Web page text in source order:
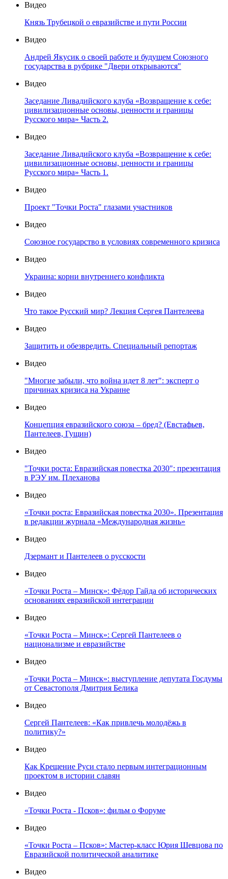
Видео
Князь Трубецкой о евразийстве и пути России
Видео
Андрей Якусик о своей работе и будущем Союзного
государства в рубрике "Двери открываются"
Видео
Заседание Ливадийского клуба «Возвращение к себе:
цивилизационные основы, ценности и границы
Русского мира» Часть 2.
Видео
Заседание Ливадийского клуба «Возвращение к себе:
цивилизационные основы, ценности и границы
Русского мира» Часть 1.
Видео
Проект "Точки Роста" глазами участников
Видео
Союзное государство в условиях современного кризиса
Видео
Украина: корни внутреннего конфликта
Видео
Что такое Русский мир? Лекция Сергея Пантелеева
Видео
Защитить и обезвредить. Специальный репортаж
Видео
"Многие забыли, что война идет 8 лет": эксперт о
причинах кризиса на Украине
Видео
Концепция евразийского союза – бред? (Евстафьев,
Пантелеев, Гущин)
Видео
"Точки роста: Евразийская повестка 2030": презентация
в РЭУ им. Плеханова
Видео
«Точки роста: Евразийская повестка 2030». Презентация
в редакции журнала «Международная жизнь»
Видео
Дзермант и Пантелеев о русскости
Видео
«Точки Роста – Минск»: Фёдор Гайда об исторических
основаниях евразийской интеграции
Видео
«Точки Роста – Минск»: Сергей Пантелеев о
национализме и евразийстве
Видео
«Точки Роста – Минск»: выступление депутата Госдумы
от Севастополя Дмитрия Белика
Видео
Сергей Пантелеев: «Как привлечь молодёжь в
политику?»
Видео
Как Крещение Руси стало первым интеграционным
проектом в истории славян
Видео
«Точки Роста - Псков»: фильм о Форуме
Видео
«Точки Роста – Псков»: Мастер-класс Юрия Шевцова по
Евразийской политической аналитике
Видео